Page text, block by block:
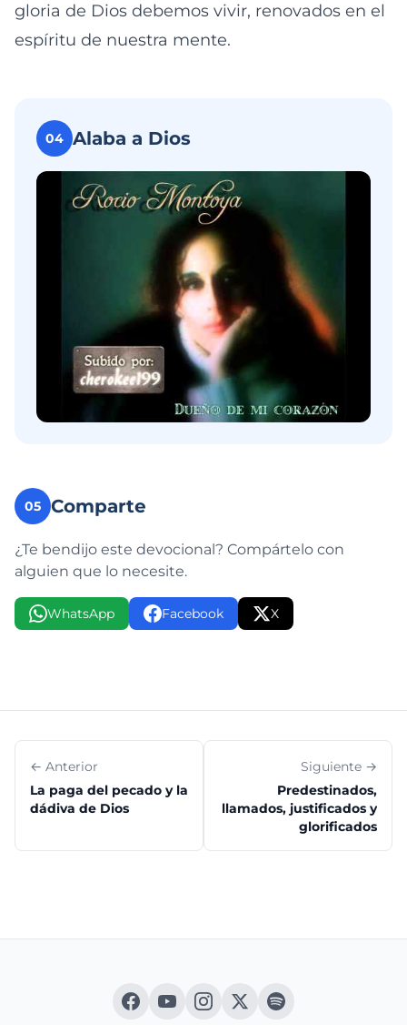
gloria de Dios debemos vivir, renovados en el
espíritu de nuestra mente.
04 Alaba a Dios
05 Comparte
¿Te bendijo este devocional? Compártelo con
alguien que lo necesite.
WhatsApp Facebook X
← Anterior
La paga del pecado y la
dádiva de Dios
Siguiente →
Predestinados,
llamados, justificados y
glorificados